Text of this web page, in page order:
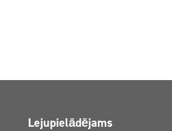
Lejupielādējams